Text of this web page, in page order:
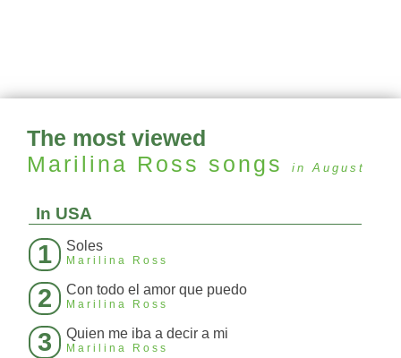
The most viewed
Marilina Ross songs in August
In USA
1 Soles
Marilina Ross
2 Con todo el amor que puedo
Marilina Ross
3 Quien me iba a decir a mi
Marilina Ross